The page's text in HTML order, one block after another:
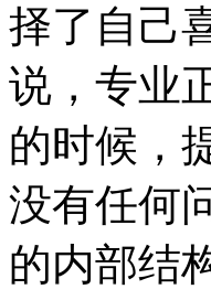
择了自己
说，专业
的时候，
没有任何
的内部结